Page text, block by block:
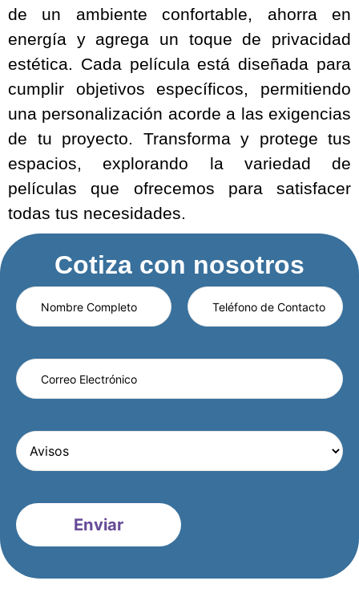
de un ambiente confortable, ahorra en
energía y agrega un toque de privacidad
estética. Cada película está diseñada para
cumplir objetivos específicos, permitiendo
una personalización acorde a las exigencias
de tu proyecto. Transforma y protege tus
espacios, explorando la variedad de
películas que ofrecemos para satisfacer
todas tus necesidades.
Cotiza con nosotros